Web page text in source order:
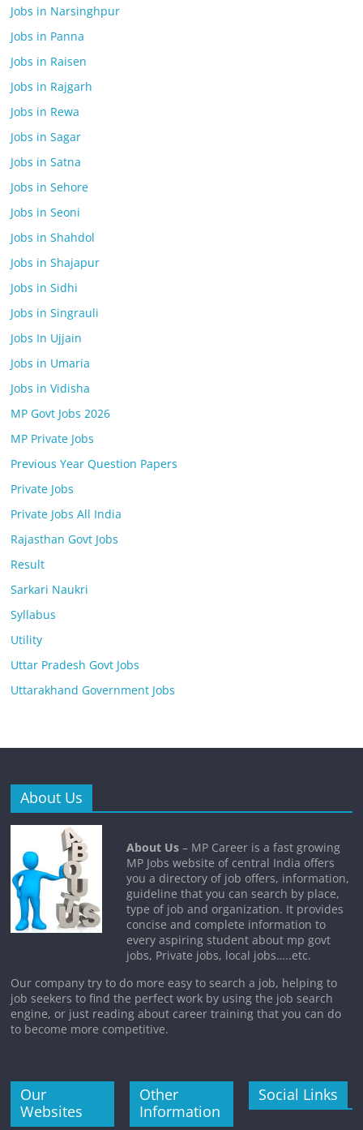
Jobs in Narsinghpur
Jobs in Panna
Jobs in Raisen
Jobs in Rajgarh
Jobs in Rewa
Jobs in Sagar
Jobs in Satna
Jobs in Sehore
Jobs in Seoni
Jobs in Shahdol
Jobs in Shajapur
Jobs in Sidhi
Jobs in Singrauli
Jobs In Ujjain
Jobs in Umaria
Jobs in Vidisha
MP Govt Jobs 2026
MP Private Jobs
Previous Year Question Papers
Private Jobs
Private Jobs All India
Rajasthan Govt Jobs
Result
Sarkari Naukri
Syllabus
Utility
Uttar Pradesh Govt Jobs
Uttarakhand Government Jobs
About Us
About Us – MP Career is a fast growing
MP Jobs website of central India offers
you a directory of job offers, information,
guideline that you can search by place,
type of job and organization. It provides
concise and complete information to
every aspiring student about mp govt
jobs, Private jobs, local jobs…..etc.
Our company try to do more easy to search a job, helping to
job seekers to find the perfect work by using the job search
engine, or just reading about career training that you can do
to become more competitive.
Our
Websites
Other
Information
Social Links